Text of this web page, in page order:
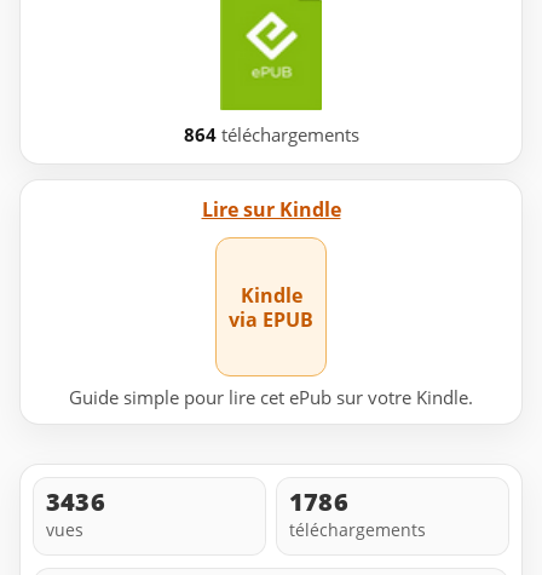
864téléchargements
Lire sur Kindle
Kindle
via EPUB
Guide simple pour lire cet ePub sur votre Kindle.
3436
vues
1786
téléchargements